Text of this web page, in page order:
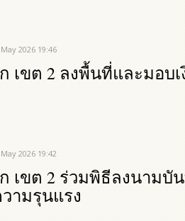
2026 19:46
เขต 2 ลงพื้นที่และมอบ
2026 19:42
เขต 2 ร่วมพิธีลงนามบั
ามรุนแรง